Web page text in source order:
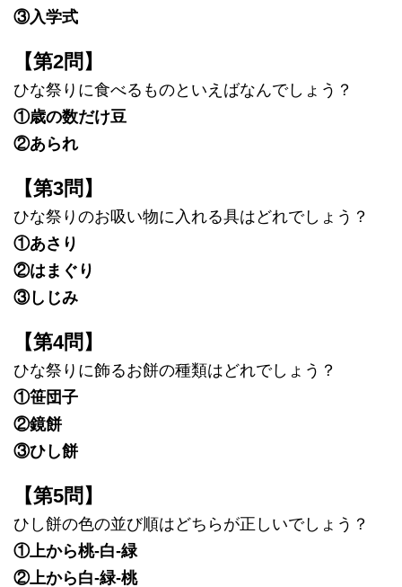
③入学式
【第2問】
ひな祭りに食べるものといえばなんでしょう？
①歳の数だけ豆
②あられ
【第3問】
ひな祭りのお吸い物に入れる具はどれでしょう？
①あさり
②はまぐり
③しじみ
【第4問】
ひな祭りに飾るお餅の種類はどれでしょう？
①笹団子
②鏡餅
③ひし餅
【第5問】
ひし餅の色の並び順はどちらが正しいでしょう？
①上から桃-白-緑
②上から白-緑-桃